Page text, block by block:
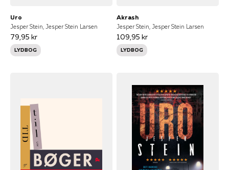
Uro
Jesper Stein, Jesper Stein Larsen
79,95 kr
LYDBOG
Akrash
Jesper Stein, Jesper Stein Larsen
109,95 kr
LYDBOG